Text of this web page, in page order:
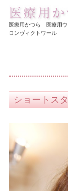
医療用かつら 医療用
ロンヴィクトワール
医療用かつらの価
ショートス